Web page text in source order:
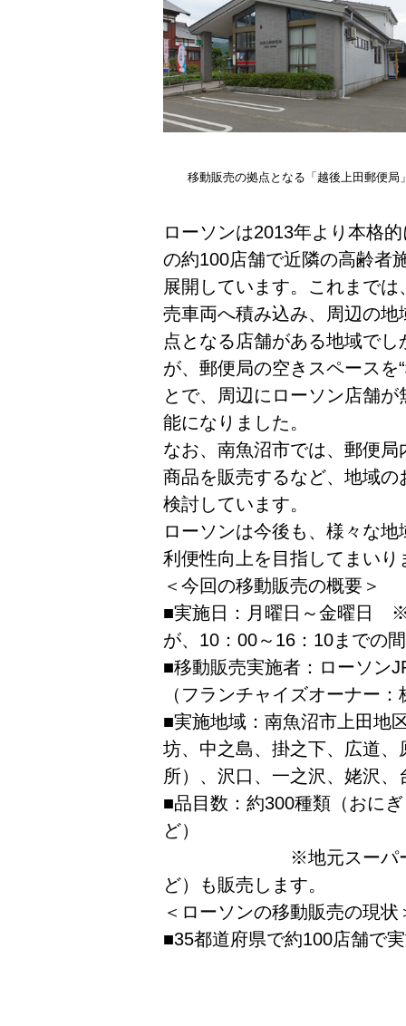
移動販売の拠点となる「越後上田郵便局
ローソンは2013年より本格
の約100店舗で近隣の高齢者
展開しています。これまで
売車両へ積み込み、周辺の
点となる店舗がある地域で
が、郵便局の空きスペースを
とで、周辺にローソン店舗
能になりました。
なお、南魚沼市では、郵便
商品を販売するなど、地域
検討しています。
ローソンは今後も、様々な
利便性向上を目指してまいり
＜今回の移動販売の概要＞
■実施日：月曜日～金曜日
が、10：00～16：10までの間
■移動販売実施者：ローソン
（フランチャイズオーナー
■実施地域：南魚沼市上田地
坊、中之島、掛之下、広道
所）、沢口、一之沢、姥沢
■品目数：約300種類（おに
ど）
※地元スーパーと連
ど）も販売します。
＜ローソンの移動販売の現状
■35都道府県で約100店舗で